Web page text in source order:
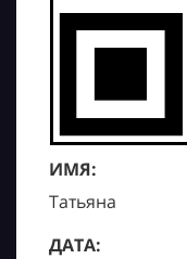
ИМЯ:
Татьяна
ДАТА: